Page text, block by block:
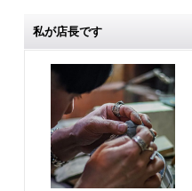
私が店長です